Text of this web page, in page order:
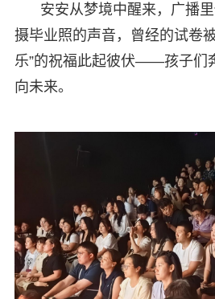
安安从梦境中醒来，广播
摄毕业照的声音，曾经的试卷
乐”的祝福此起彼伏——孩子们
向未来。